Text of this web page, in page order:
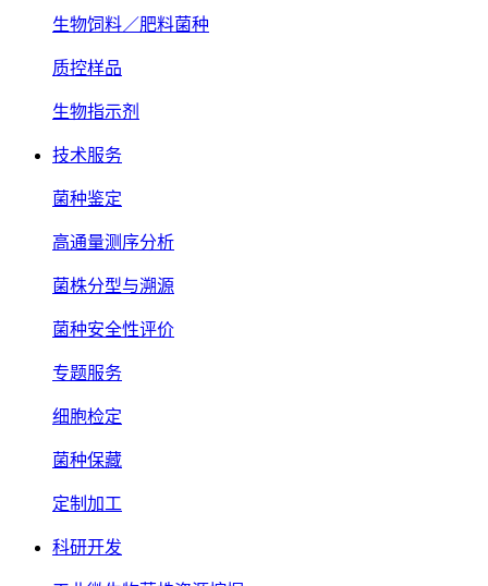
生物饲料／肥料菌种
质控样品
生物指示剂
技术服务
菌种鉴定
高通量测序分析
菌株分型与溯源
菌种安全性评价
专题服务
细胞检定
菌种保藏
定制加工
科研开发